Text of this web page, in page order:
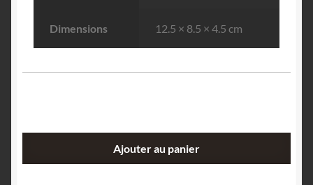
Dimensions 12.5 × 8.5 × 4.5 cm
Ajouter au panier